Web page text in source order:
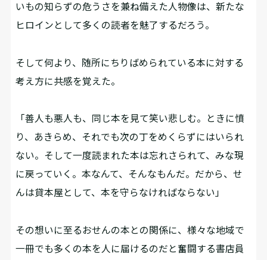
いもの知らずの危うさを兼ね備えた人物像は、新たな
ヒロインとして多くの読者を魅了するだろう。
そして何より、随所にちりばめられている本に対する
考え方に共感を覚えた。
「善人も悪人も、同じ本を見て笑い悲しむ。ときに憤
り、あきらめ、それでも次の丁をめくらずにはいられ
ない。そして一度読まれた本は忘れさられて、みな現
に戻っていく。本なんて、そんなもんだ。だから、せ
んは貸本屋として、本を守らなければならない」
その想いに至るおせんの本との関係に、様々な地域で
一冊でも多くの本を人に届けるのだと奮闘する書店員